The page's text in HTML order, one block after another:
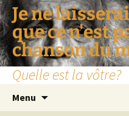
Je ne
que ce n'est
chanson du
Quelle est la vôtre?
Menu